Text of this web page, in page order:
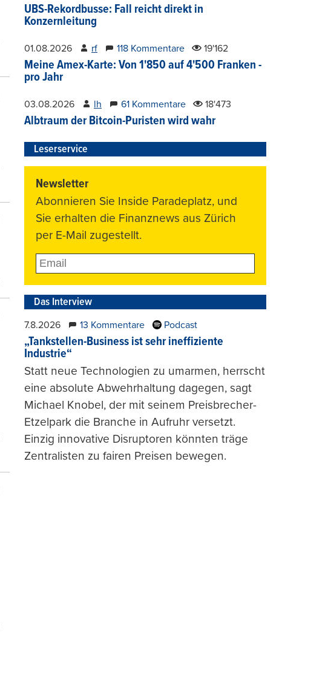
UBS-Rekordbusse: Fall reicht direkt in
Konzernleitung
01.08.2026 rf 118 Kommentare 19'162
Meine Amex-Karte: Von 1'850 auf 4'500 Franken -
pro Jahr
03.08.2026 lh 61 Kommentare 18'473
Albtraum der Bitcoin-Puristen wird wahr
Leserservice
Newsletter
Abonnieren Sie Inside Paradeplatz, und
Sie erhalten die Finanznews aus Zürich
per E-Mail zugestellt.
Das Interview
7.8.2026 13 Kommentare Podcast
„Tankstellen-Business ist sehr ineffiziente
Industrie“
Statt neue Technologien zu umarmen, herrscht
eine absolute Abwehrhaltung dagegen, sagt
Michael Knobel, der mit seinem Preisbrecher-
Etzelpark die Branche in Aufruhr versetzt.
Einzig innovative Disruptoren könnten träge
Zentralisten zu fairen Preisen bewegen.